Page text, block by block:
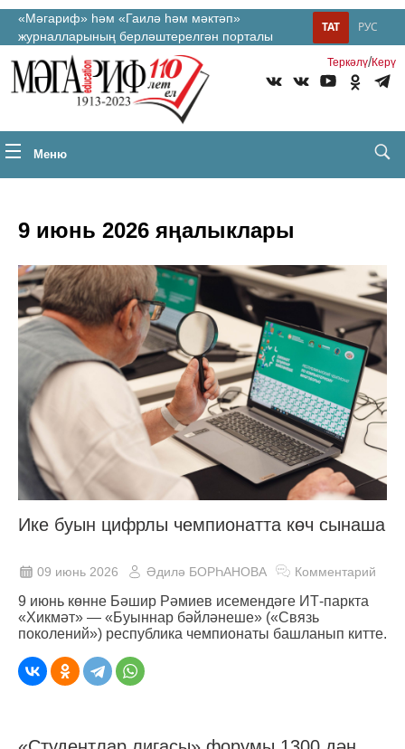
«Мәгариф» һәм «Гаилә һәм мәктәп»
журналларының берләштерелгән порталы
РУС
ТАТ
Теркəлү/Керү
Меню
9 июнь 2026 яңалыклары
Ике буын цифрлы чемпионатта көч сынаша
09 июнь 2026 Әдилә БОРҺАНОВА Комментарий
9 июнь көнне Бәшир Рәмиев исемендәге ИТ-паркта
«Хикмәт» — «Буыннар бәйләнеше» («Связь
поколений») республика чемпионаты башланып китте.